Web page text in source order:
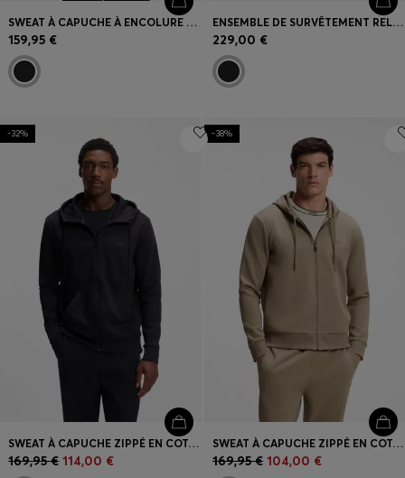
SWEAT À CAPUCHE À ENCOLURE ZIPPÉE EN COTON MÉLANGÉ STRUCTURÉ
159,95 €
ENSEMBLE DE SURVÊTEMENT RELAXED EN MOLLETON DE COTON
229,00 €
-32%
SWEAT À CAPUCHE ZIPPÉ EN COTON STRETCH AVEC LOGO IMPRIMÉ
169,95 € 114,00 €
-38%
SWEAT À CAPUCHE ZIPPÉ EN COTON STRETCH AVEC LOGO
169,95 € 104,00 €